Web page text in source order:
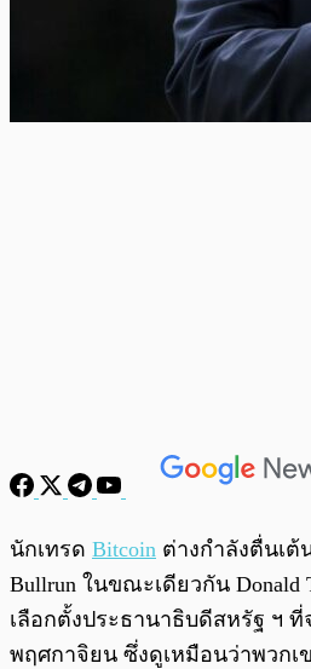
นักเทรด Bitcoin ต่างกำลังตื่นเต้
Bullrun ในขณะเดียวกัน Donald
เลือกตั้งประธานาธิบดีสหรัฐ ฯ
พฤศกาจิยน ซึ่งดูเหมือนว่าพวกเ